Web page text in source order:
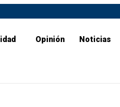
Opinión Noticias